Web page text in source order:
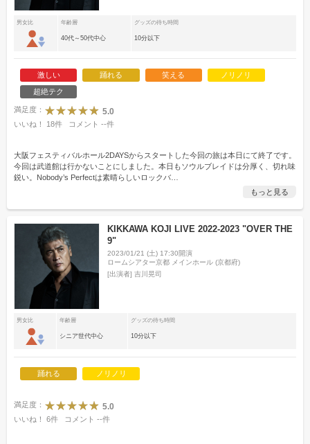
男女比 年齢層 グッズの待ち時間
40代～50代中心 10分以下
激しい 踊れる 笑える
ノリノリ
超絶テク
満足度： 5.0
いいね！ 18件 コメント --件
大阪フェスティバルホール2DAYSからスタートした今回の旅は本日にて終了です。
今回は武道館は行かないことにしました。本日もソウルブレイドは分厚く、切れ味
鋭い。Nobody’s Perfectは素晴らしいロックバ
もっと見る
KIKKAWA KOJI LIVE 2022-2023 "OVER THE
9"
2023/01/21 (土) 17:30開演
ロームシアター京都 メインホール (京都府)
[出演者]吉川晃司
男女比 年齢層 グッズの待ち時間
シニア世代中心 10分以下
踊れる ノリノリ
満足度： 5.0
いいね！ 6件 コメント --件